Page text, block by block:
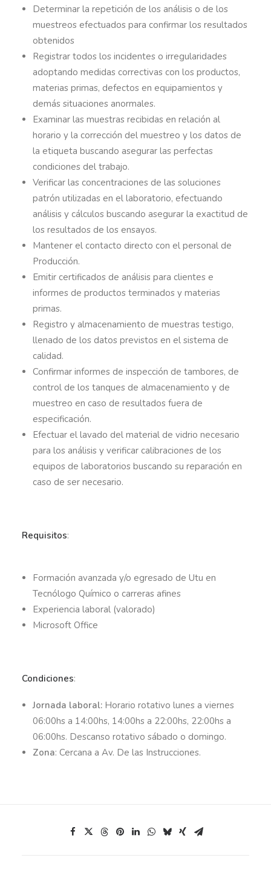
Determinar la repetición de los análisis o de los
muestreos efectuados para confirmar los resultados
obtenidos
Registrar todos los incidentes o irregularidades
adoptando medidas correctivas con los productos,
materias primas, defectos en equipamientos y
demás situaciones anormales.
Examinar las muestras recibidas en relación al
horario y la corrección del muestreo y los datos de
la etiqueta buscando asegurar las perfectas
condiciones del trabajo.
Verificar las concentraciones de las soluciones
patrón utilizadas en el laboratorio, efectuando
análisis y cálculos buscando asegurar la exactitud de
los resultados de los ensayos.
Mantener el contacto directo con el personal de
Producción.
Emitir certificados de análisis para clientes e
informes de productos terminados y materias
primas.
Registro y almacenamiento de muestras testigo,
llenado de los datos previstos en el sistema de
calidad.
Confirmar informes de inspección de tambores, de
control de los tanques de almacenamiento y de
muestreo en caso de resultados fuera de
especificación.
Efectuar el lavado del material de vidrio necesario
para los análisis y verificar calibraciones de los
equipos de laboratorios buscando su reparación en
caso de ser necesario.
Requisitos:
Formación avanzada y/o egresado de Utu en
Tecnólogo Químico o carreras afines
Experiencia laboral (valorado)
Microsoft Office
Condiciones:
Jornada laboral: Horario rotativo lunes a viernes
06:00hs a 14:00hs, 14:00hs a 22:00hs, 22:00hs a
06:00hs. Descanso rotativo sábado o domingo.
Zona: Cercana a Av. De las Instrucciones.